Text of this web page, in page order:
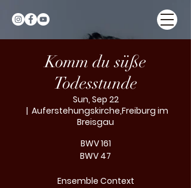
Komm du süße
Todesstunde
Sun, Sep 22
  |
Auferstehungskirche,Freiburg im
Breisgau
BWV 161
BWV 47
Ensemble Context